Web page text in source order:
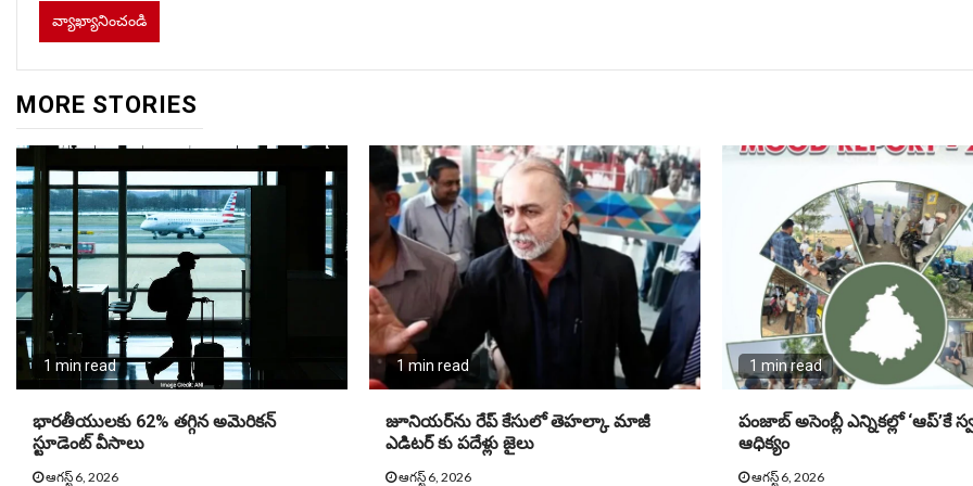
MORE STORIES
1 min read
భారతీయులకు 62% తగ్గిన అమెరికన్‌
స్టూడెంట్‌ వీసాలు
ఆగస్ట్ 6, 2026
1 min read
జూనియ‌ర్‌ను రేప్ కేసులో తెహ‌ల్కా మాజీ
ఎడిట‌ర్ కు పదేళ్లు జైలు
ఆగస్ట్ 6, 2026
1 min read
పంజాబ్ అసెంబ్లీ ఎన్నికల్లో ‘ఆప్’కే
ఆధిక్యం
ఆగస్ట్ 6, 2026